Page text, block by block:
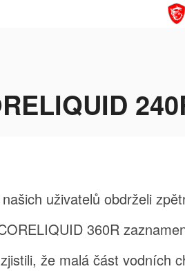
uživatelů obdrželi
360R
že malá část vodních